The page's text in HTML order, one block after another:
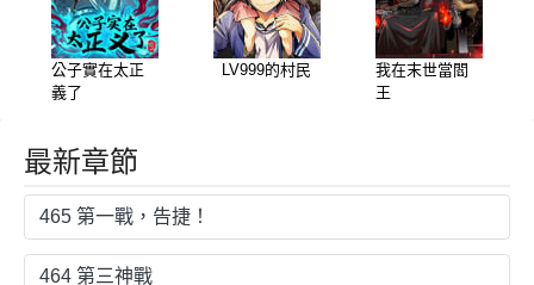
公子實在太正
義了
LV999的村民
我在末世當閻
王
最新章節
465 第一戰，告捷！
464 第三神戰